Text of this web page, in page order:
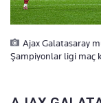
Ajax Galatasaray
Şampiyonlar ligi maç